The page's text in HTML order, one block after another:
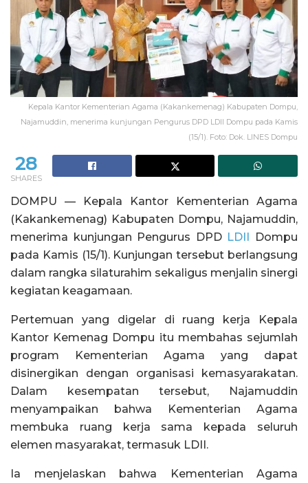
Kepala Kantor Kementerian Agama (Kakankemenag) Kabupaten Dompu,
Najamuddin, menerima kunjungan Pengurus DPD LDII Dompu pada Kamis
(15/1). Foto: Dok. LINES Dompu
28
SHARES
DOMPU — Kepala Kantor Kementerian Agama
(Kakankemenag) Kabupaten Dompu, Najamuddin,
menerima kunjungan Pengurus DPD LDII
Dompu
pada Kamis (15/1). Kunjungan tersebut berlangsung
dalam rangka silaturahim sekaligus menjalin sinergi
kegiatan keagamaan.
Pertemuan yang digelar di ruang kerja Kepala
Kantor Kemenag Dompu itu membahas sejumlah
program Kementerian Agama yang dapat
disinergikan dengan organisasi kemasyarakatan.
Dalam kesempatan tersebut, Najamuddin
menyampaikan bahwa Kementerian Agama
membuka ruang kerja sama kepada seluruh
elemen masyarakat, termasuk LDII.
Ia menjelaskan bahwa Kementerian Agama